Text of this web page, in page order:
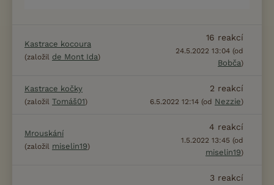
Kastrace kocoura
(založil de Mont Ida)
16 reakcí
24.5.2022 13:04 (od
Bobča)
Kastrace kočky
(založil Tomáš01)
2 reakcí
6.5.2022 12:14 (od Nezzie)
Mrouskání
(založil miselin19)
4 reakcí
1.5.2022 13:45 (od
miselin19)
3 reakcí